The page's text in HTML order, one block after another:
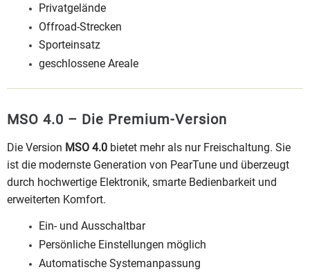
Privatgelände
Offroad-Strecken
Sporteinsatz
geschlossene Areale
MSO 4.0 – Die Premium-Version
Die Version MSO 4.0 bietet mehr als nur Freischaltung. Sie
ist die modernste Generation von PearTune und überzeugt
durch hochwertige Elektronik, smarte Bedienbarkeit und
erweiterten Komfort.
Ein- und Ausschaltbar
Persönliche Einstellungen möglich
Automatische Systemanpassung